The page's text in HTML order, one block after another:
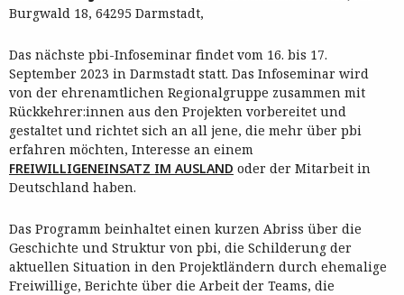
Burgwald 18, 64295 Darmstadt,
Das nächste pbi-Infoseminar findet vom 16. bis 17.
September 2023 in Darmstadt statt. Das Infoseminar wird
von der ehrenamtlichen Regionalgruppe zusammen mit
Rückkehrer:innen aus den Projekten vorbereitet und
gestaltet und richtet sich an all jene, die mehr über pbi
erfahren möchten, Interesse an einem
FREIWILLIGENEINSATZ IM AUSLAND oder der Mitarbeit in
Deutschland haben.
Das Programm beinhaltet einen kurzen Abriss über die
Geschichte und Struktur von pbi, die Schilderung der
aktuellen Situation in den Projektländern durch ehemalige
Freiwillige, Berichte über die Arbeit der Teams, die